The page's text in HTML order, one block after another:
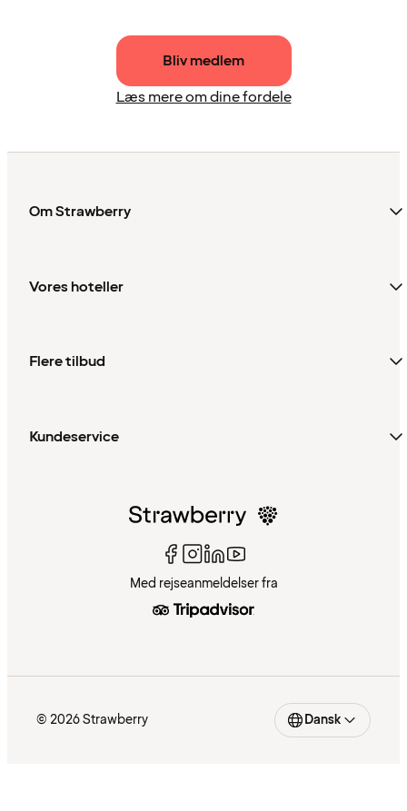
Bliv medlem
Læs mere om dine fordele
Om Strawberry
Vores hoteller
Flere tilbud
Kundeservice
Med rejseanmeldelser fra
© 2026 Strawberry Dansk